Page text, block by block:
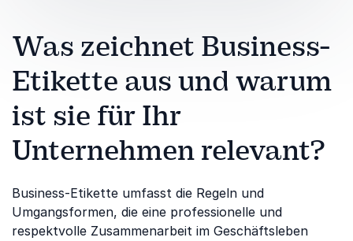
Was zeichnet Business-
Etikette aus und warum
ist sie für Ihr
Unternehmen relevant?
Business-Etikette umfasst die Regeln und
Umgangsformen, die eine professionelle und
respektvolle Zusammenarbeit im Geschäftsleben